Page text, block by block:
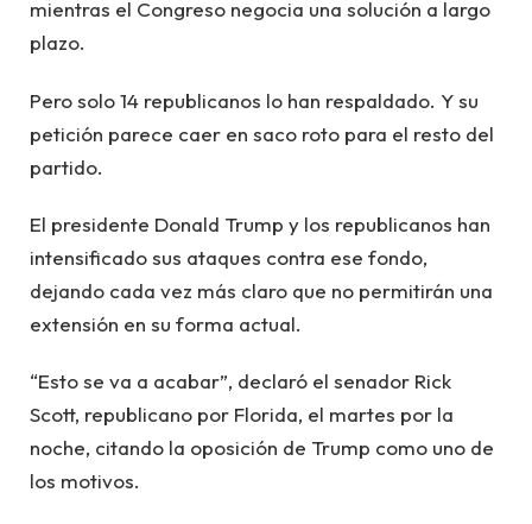
mientras el Congreso negocia una solución a largo
plazo.
Pero solo 14 republicanos lo han respaldado. Y su
petición parece caer en saco roto para el resto del
partido.
El presidente Donald Trump y los republicanos han
intensificado sus ataques contra ese fondo,
dejando cada vez más claro que no permitirán una
extensión en su forma actual.
“Esto se va a acabar”, declaró el senador Rick
Scott, republicano por Florida, el martes por la
noche, citando la oposición de Trump como uno de
los motivos.